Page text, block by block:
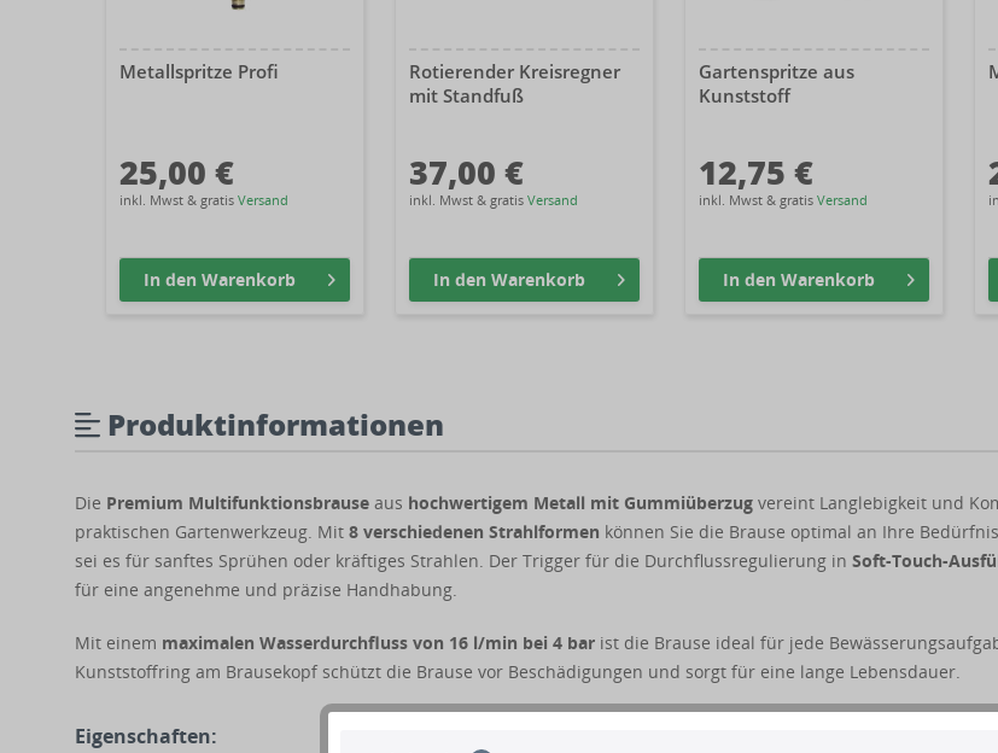
Metallspritze Profi
25,00 €
inkl. Mwst & gratis Versand
In den Warenkorb
Rotierender Kreisregner
mit Standfuß
37,00 €
inkl. Mwst & gratis Versand
In den Warenkorb
Gartenspritze aus
Kunststoff
12,75 €
inkl. Mwst & gratis Versand
In den Warenkorb
Produktinformationen
Die Premium Multifunktionsbrause aus hochwertigem Metall mit Gummiüberzug vereint Langlebigkeit und
praktischen Gartenwerkzeug. Mit 8 verschiedenen Strahlformen können Sie die Brause optimal an Ihre
sei es für sanftes Sprühen oder kräftiges Strahlen. Der Trigger für die Durchflussregulierung in Soft-Touch-
für eine angenehme und präzise Handhabung.
Mit einem maximalen Wasserdurchfluss von 16 l/min bei 4 bar ist die Brause ideal für jede
Kunststoffring am Brausekopf schützt die Brause vor Beschädigungen und sorgt für eine lange Lebensdauer.
Eigenschaften: